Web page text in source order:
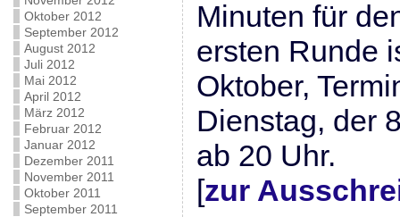
Oktober 2012
September 2012
August 2012
Juli 2012
Mai 2012
April 2012
März 2012
Februar 2012
Januar 2012
Dezember 2011
November 2011
Oktober 2011
September 2011
Minuten für
ersten Runde
Oktober,
Dienstag, der
ab 20 Uhr.
[zur